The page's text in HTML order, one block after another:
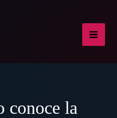
conoce la